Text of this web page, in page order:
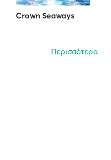
Crown Seaways
Περισσότερα